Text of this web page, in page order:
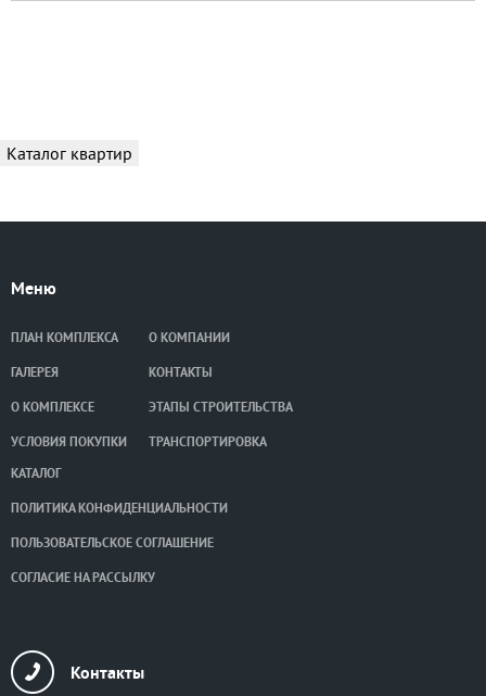
Меню
ПЛАН КОМПЛЕКСА
ГАЛЕРЕЯ
О КОМПЛЕКСЕ
УСЛОВИЯ ПОКУПКИ
О КОМПАНИИ
КОНТАКТЫ
ЭТАПЫ СТРОИТЕЛЬСТВА
ТРАНСПОРТИРОВКА
КАТАЛОГ
ПОЛИТИКА КОНФИДЕНЦИАЛЬНОСТИ
ПОЛЬЗОВАТЕЛЬСКОЕ СОГЛАШЕНИЕ
СОГЛАСИЕ НА РАССЫЛКУ
Контакты
Каталог квартир